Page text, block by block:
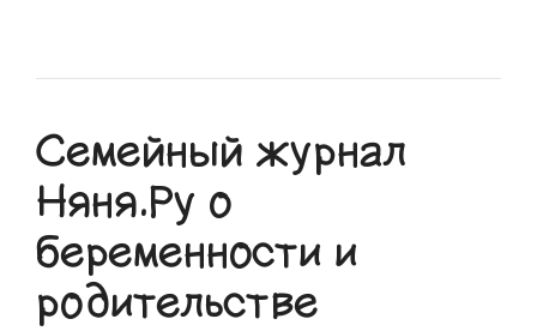
Семейный журнал
Няня.Ру о
беременности и
родительстве